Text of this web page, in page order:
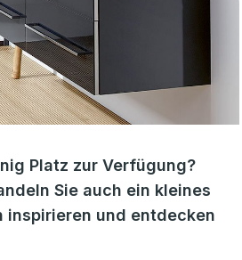
Platz zur Verfügung?
Sie auch ein kleines
inspirieren und entdecken